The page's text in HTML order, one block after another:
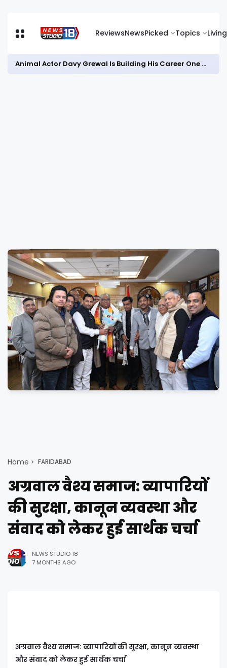
ReviewsNewsPicked Topics Living
Animal Actor Davy Grewal Is Building His Career One Role at a Time- from Courtrooms to Cinema
Home FARIDABAD
अग्रवाल वैश्य समाज: व्यापारियों
की सुरक्षा, कानून व्यवस्था और
संवाद को लेकर हुई सार्थक चर्चा
NEWS STUDIO 18
7 MONTHS AGO
अग्रवाल वैश्य समाज: व्यापारियों की सुरक्षा, कानून व्यवस्था
और संवाद को लेकर हुई सार्थक चर्चा